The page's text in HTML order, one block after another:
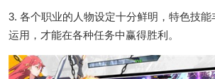
3. 各个职业的人物设定十分鲜明，特色技
运用，才能在各种任务中赢得胜利。